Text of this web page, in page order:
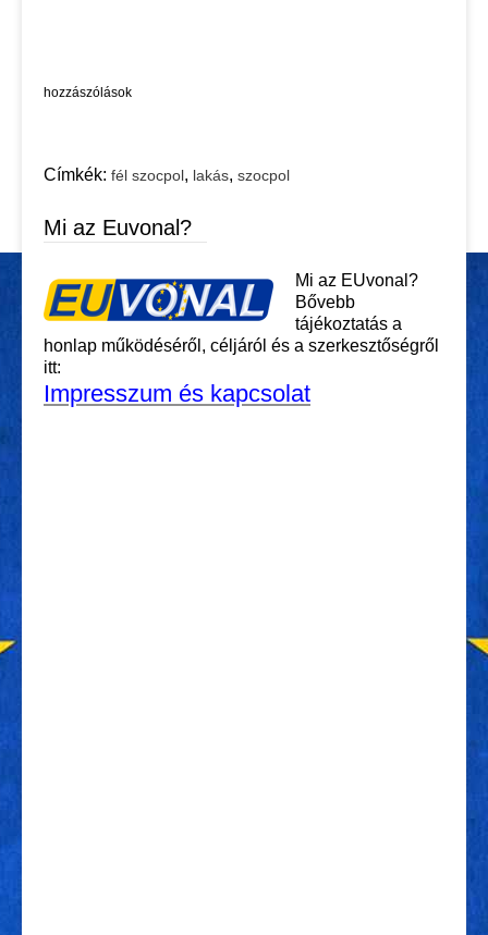
hozzászólások
Címkék: fél szocpol, lakás, szocpol
Mi az Euvonal?
Mi az EUvonal?
Bővebb
tájékoztatás a
honlap működéséről, céljáról és a szerkesztőségről
itt:
Impresszum és kapcsolat